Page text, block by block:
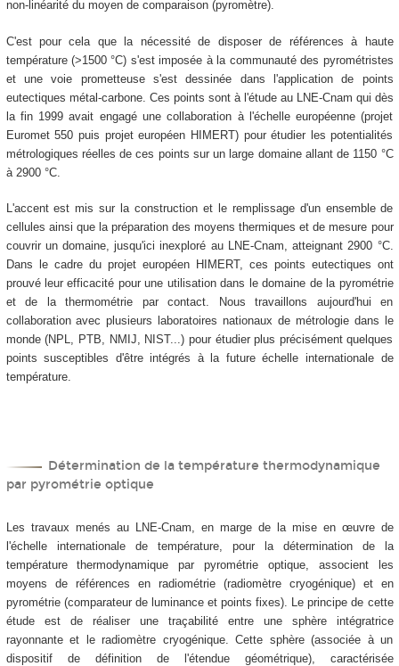
non-linéarité du moyen de comparaison (pyromètre).
C'est pour cela que la nécessité de disposer de références à haute
température (>1500 °C) s'est imposée à la communauté des pyrométristes
et une voie prometteuse s'est dessinée dans l'application de points
eutectiques métal-carbone. Ces points sont à l'étude au LNE-Cnam qui dès
la fin 1999 avait engagé une collaboration à l'échelle européenne (projet
Euromet 550 puis projet européen HIMERT) pour étudier les potentialités
métrologiques réelles de ces points sur un large domaine allant de 1150 °C
à 2900 °C.
L'accent est mis sur la construction et le remplissage d'un ensemble de
cellules ainsi que la préparation des moyens thermiques et de mesure pour
couvrir un domaine, jusqu'ici inexploré au LNE-Cnam, atteignant 2900 °C.
Dans le cadre du projet européen HIMERT, ces points eutectiques ont
prouvé leur efficacité pour une utilisation dans le domaine de la pyrométrie
et de la thermométrie par contact. Nous travaillons aujourd'hui en
collaboration avec plusieurs laboratoires nationaux de métrologie dans le
monde (NPL, PTB, NMIJ, NIST...) pour étudier plus précisément quelques
points susceptibles d'être intégrés à la future échelle internationale de
température.
Détermination de la température thermodynamique
par pyrométrie optique
Les travaux menés au LNE-Cnam, en marge de la mise en œuvre de
l'échelle internationale de température, pour la détermination de la
température thermodynamique par pyrométrie optique, associent les
moyens de références en radiométrie (radiomètre cryogénique) et en
pyrométrie (comparateur de luminance et points fixes). Le principe de cette
étude est de réaliser une traçabilité entre une sphère intégratrice
rayonnante et le radiomètre cryogénique. Cette sphère (associée à un
dispositif de définition de l'étendue géométrique), caractérisée